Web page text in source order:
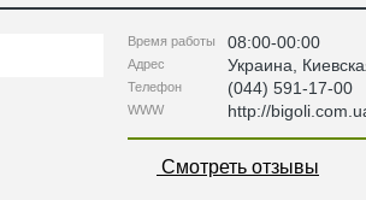
Время работы 08:00-00:00
Адрес Украина
Телефон (044) 591-17-00
WWW http://
Смотреть отзывы